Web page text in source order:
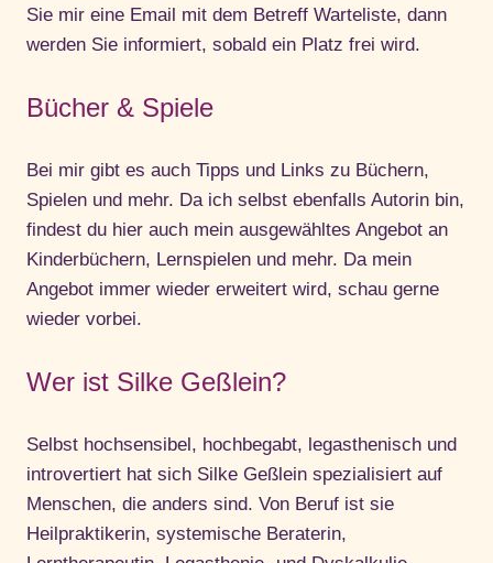
Sie mir eine Email mit dem Betreff Warteliste, dann
werden Sie informiert, sobald ein Platz frei wird.
Bücher & Spiele
Bei mir gibt es auch Tipps und Links zu Büchern,
Spielen und mehr. Da ich selbst ebenfalls Autorin bin,
findest du hier auch mein ausgewähltes Angebot an
Kinderbüchern, Lernspielen und mehr. Da mein
Angebot immer wieder erweitert wird, schau gerne
wieder vorbei.
Wer ist Silke Geßlein?
Selbst hochsensibel, hochbegabt, legasthenisch und
introvertiert hat sich Silke Geßlein spezialisiert auf
Menschen, die anders sind. Von Beruf ist sie
Heilpraktikerin, systemische Beraterin,